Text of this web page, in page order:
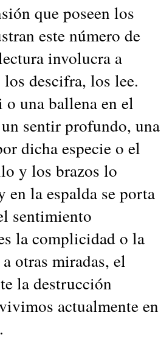
que poseen los
este número de
involucra a
descifra, los lee.
una ballena en el
sentir profundo, una
dicha especie o el
y los brazos lo
la espalda se porta
sentimiento
la complicidad o la
otras miradas, el
la destrucción
actualmente en